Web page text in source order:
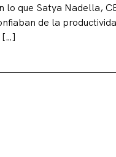
lo que Satya Nadella,
de la
[…]